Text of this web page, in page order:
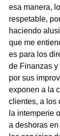
esa manera,
respetable,
haciendo
que me
es para los
de Finanzas
por sus
exponen a la
clientes, a los
la intemperie
a deshoras